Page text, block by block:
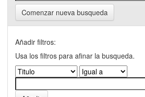
Comenzar nueva busqueda
Añadir filtros:
Usa los filtros para afinar la busqueda.